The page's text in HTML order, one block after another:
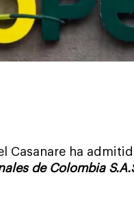
Casanare ha
de Colombia